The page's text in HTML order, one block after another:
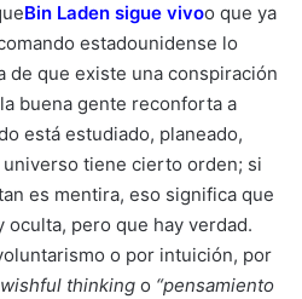
Bin Laden sigue vivoo que ya
estadounidense lo
de que existe una conspiración
buena gente reconforta a
está estudiado, planeado,
tiene cierto orden; si
es mentira, eso significa que
oculta, pero que hay verdad.
o por intuición, por
wishful thinking o “pensamiento